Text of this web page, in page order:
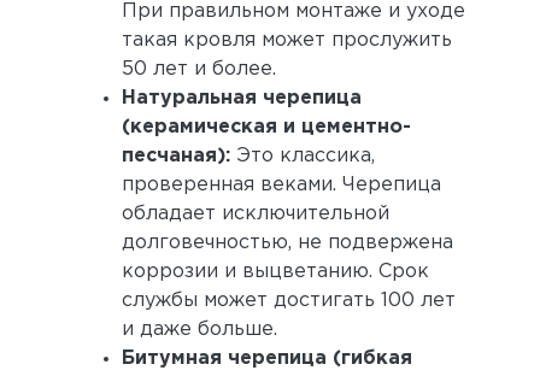
При правильном монтаже и уходе
такая кровля может прослужить
50 лет и более.
Натуральная черепица
(керамическая и цементно-
песчаная): Это классика,
проверенная веками. Черепица
обладает исключительной
долговечностью, не подвержена
коррозии и выцветанию. Срок
службы может достигать 100 лет
и даже больше.
Битумная черепица (гибкая